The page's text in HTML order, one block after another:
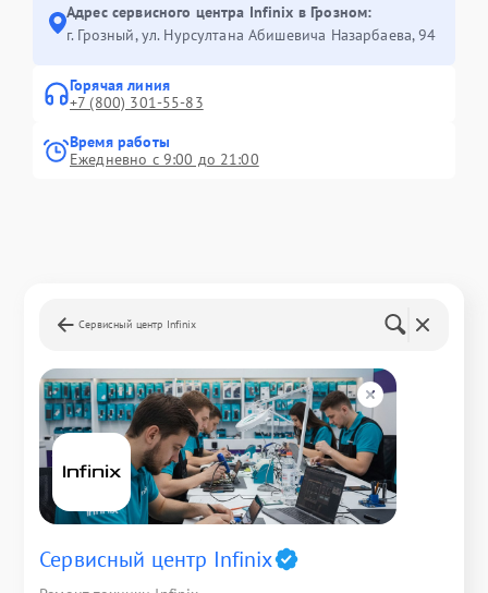
Адрес сервисного центра Infinix в Грозном:
г. Грозный, ул. Нурсултана Абишевича Назарбаева, 94
Горячая линия
+7 (800) 301-55-83
Время работы
Ежедневно с 9:00 до 21:00
Сервисный центр Infinix
Сервисный центр Infinix